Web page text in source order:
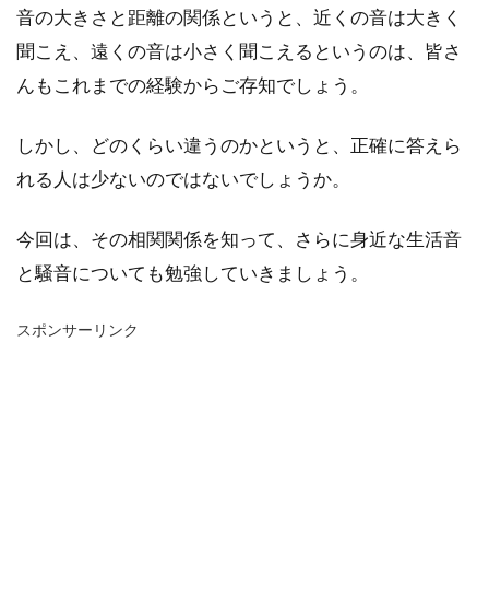
音の大きさと距離の関係というと、近くの音は大きく
聞こえ、遠くの音は小さく聞こえるというのは、皆さ
んもこれまでの経験からご存知でしょう。
しかし、どのくらい違うのかというと、正確に答えら
れる人は少ないのではないでしょうか。
今回は、その相関関係を知って、さらに身近な生活音
と騒音についても勉強していきましょう。
スポンサーリンク